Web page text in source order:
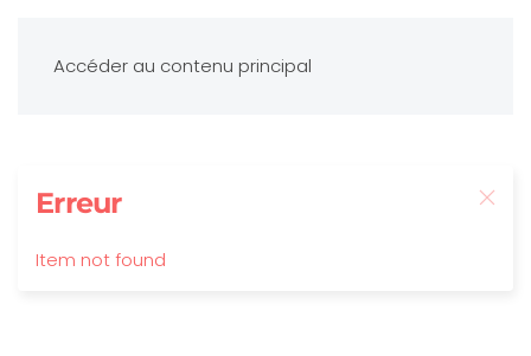
Accéder au contenu principal
Erreur
Item not found